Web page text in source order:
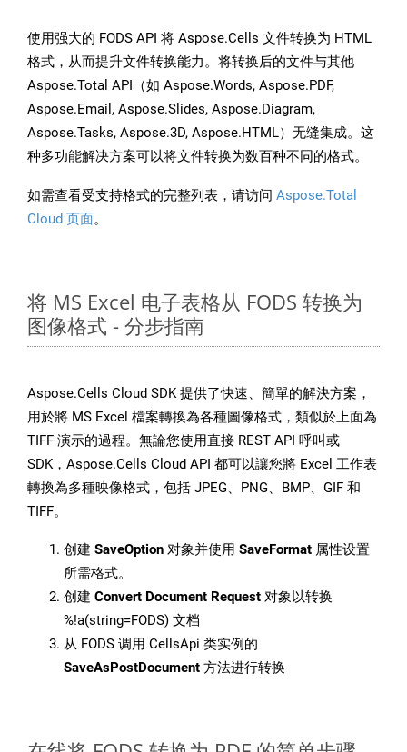
使用强大的 FODS API 将 Aspose.Cells 文件转换为 HTML
格式，从而提升文件转换能力。将转换后的文件与其他
Aspose.Total API（如 Aspose.Words, Aspose.PDF,
Aspose.Email, Aspose.Slides, Aspose.Diagram,
Aspose.Tasks, Aspose.3D, Aspose.HTML）无缝集成。这
种多功能解决方案可以将文件转换为数百种不同的格式。
如需查看受支持格式的完整列表，请访问 Aspose.Total
Cloud 页面。
将 MS Excel 电子表格从 FODS 转换为
图像格式 - 分步指南
Aspose.Cells Cloud SDK 提供了快速、簡單的解決方案，
用於將 MS Excel 檔案轉換為各種圖像格式，類似於上面為
TIFF 演示的過程。無論您使用直接 REST API 呼叫或
SDK，Aspose.Cells Cloud API 都可以讓您將 Excel 工作表
轉換為多種映像格式，包括 JPEG、PNG、BMP、GIF 和
TIFF。
创建 SaveOption 对象并使用 SaveFormat 属性设置
所需格式。
创建 Convert Document Request 对象以转换
%!a(string=FODS) 文档
从 FODS 调用 CellsApi 类实例的
SaveAsPostDocument 方法进行转换